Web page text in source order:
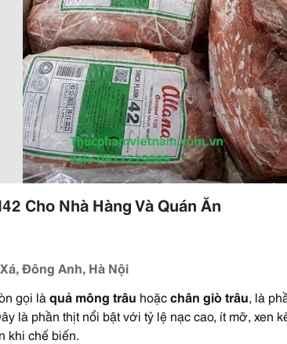
Cho Nhà Hàng Và Quán Ăn
Đông Anh, Hà Nội
gọi là quả mông trâu hoặcchân giò trâu, là
là phần thịt nổi bật với tỷ lệ nạc cao, ít mỡ, xen
khi chế biến.